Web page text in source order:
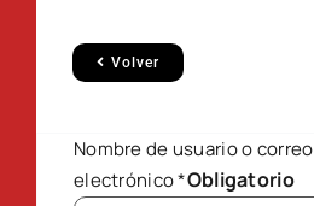
Volver
Nombre de usuario o correo
electrónico*Obligatorio